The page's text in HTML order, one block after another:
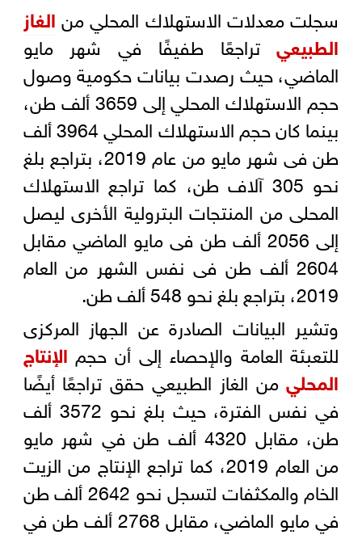
سجلت معدلات الاستهلاك المحلي منالغاز
الطبيعيتراجعًا طفيفًا في شهر مايو
الماضي، حيث رصدت بيانات حكومية وصول
حجم الاستهلاك المحلي إلى 3659 ألف طن،
بينما كان حجم الاستهلاك المحلي 3964 ألف
طن فى شهر مايو من عام 2019، بتراجع بلغ
نحو 305 آلاف طن، كما تراجع الاستهلاك
المحلى من المنتجات البترولية الأخرى ليصل
إلى 2056 ألف طن فى مايو الماضي مقابل
2604 ألف طن فى نفس الشهر من العام
2019، بتراجع بلغ نحو 548 ألف طن.
وتشير البيانات الصادرة عن الجهاز المركزى
للتعبئة العامة والإحصاء إلى أن حجم الإنتاج
المحليمن الغاز الطبيعي حقق تراجعًا أيضًا
في نفس الفترة، حيث بلغ نحو 3572 ألف
طن، مقابل 4320 ألف طن في شهر مايو
من العام 2019، كما تراجع الإنتاج من الزيت
الخام والمكثفات لتسجل نحو 2642 ألف طن
في مايو الماضي، مقابل 2768 ألف طن في